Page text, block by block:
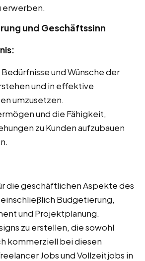
erwerben.
und Geschäftssinn
und Wünsche der
und in effektive
umzusetzen.
und die Fähigkeit,
zu Kunden aufzubauen
die geschäftlichen Aspekte des
Budgetierung,
und Projektplanung.
zu erstellen, die sowohl
kommerziell bei diesen
Jobs und Vollzeitjobs in